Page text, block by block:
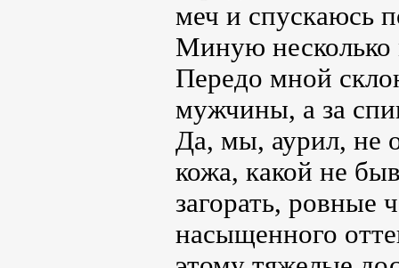
меч и спускаюсь
Миную несколько
Передо мной
мужчины, а за
Да, мы, аурил, не
кожа, какой не
загорать, ровные
насыщенного